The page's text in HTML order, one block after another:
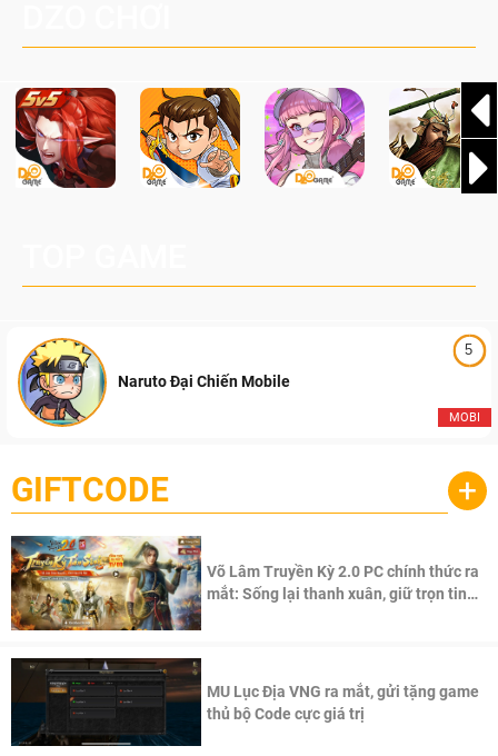
5
MOBI
Naruto Đại Chiến Mobile
GIFTCODE +
Võ Lâm Truyền Kỳ 2.0 PC chính thức ra
mắt: Sống lại thanh xuân, giữ trọn tinh
MU Lục Địa VNG ra mắt, gửi tặng game
thủ bộ Code cực giá trị